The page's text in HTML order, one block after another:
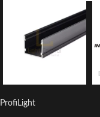
ProfiLight